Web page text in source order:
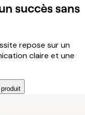
succès sans
repose sur un
claire et une